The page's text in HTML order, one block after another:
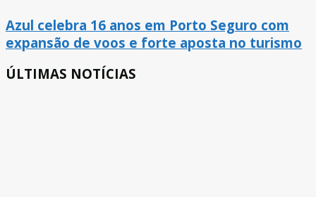
Azul celebra 16 anos em Porto Seguro com
expansão de voos e forte aposta no turismo
ÚLTIMAS NOTÍCIAS